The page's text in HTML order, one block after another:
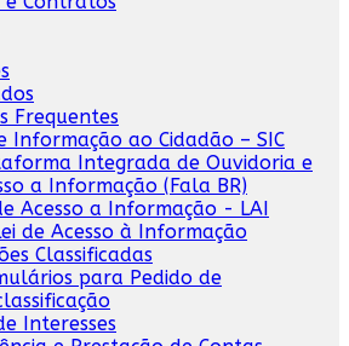
Frequentes
Informação ao Cidadão – SIC
Integrada de Ouvidoria e
a Informação (Fala BR)
Acesso a Informação - LAI
de Acesso à Informação
Classificadas
para Pedido de
Interesses